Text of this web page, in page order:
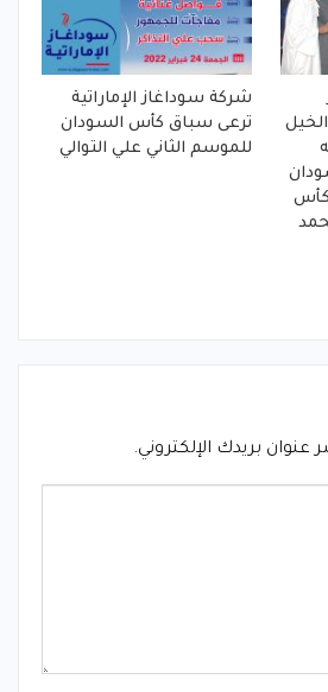
شركة سوداغاز الإماراتية
ترعى سباق كأس السودان
للموسم الثاني علي التوالي
عنوان بريدك الإلكتروني.